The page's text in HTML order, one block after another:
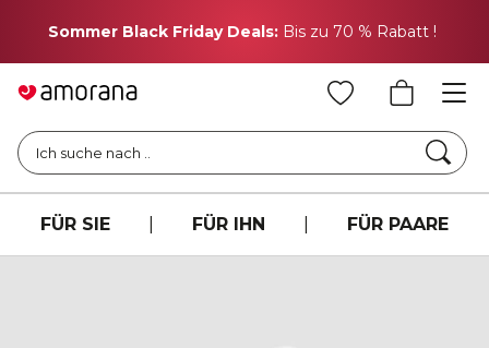
Sommer Black Friday Deals: Bis zu 70 % Rabatt !
Ich suche nach ..
FÜR SIE FÜR IHN FÜR PAARE